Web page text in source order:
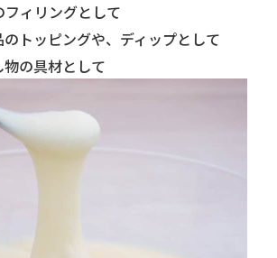
ィリングとして
トッピングや、ディップとして
の具材として